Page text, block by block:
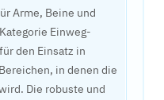
Arme, Beine und
Einweg-
den Einsatz in
in denen die
Die robuste und